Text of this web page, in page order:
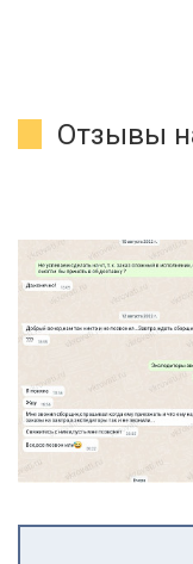
Отзывы